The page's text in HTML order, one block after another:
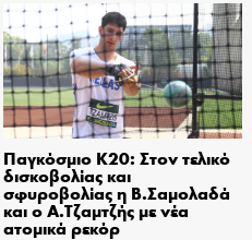
Παγκόσμιο Κ20: Στον τελικό
δισκοβολίας και
σφυροβολίας η Β.Σαμολαδά
και ο Α.Τζαμτζής με νέα
ατομικά ρεκόρ